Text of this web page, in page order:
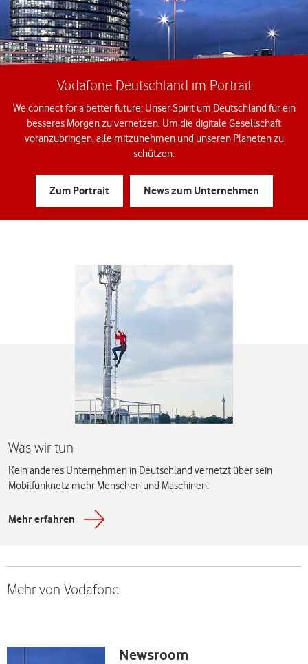
Vodafone Deutschland im Portrait
We connect for a better future: Unser Spirit um Deutschland für ein
besseres Morgen zu vernetzen. Um die digitale Gesellschaft
voranzubringen, alle mitzunehmen und unseren Planeten zu
schützen.
Zum Portrait News zum Unternehmen
Was wir tun
Kein anderes Unternehmen in Deutschland vernetzt über sein
Mobilfunknetz mehr Menschen und Maschinen.
Mehr erfahren
Mehr von Vodafone
Newsroom